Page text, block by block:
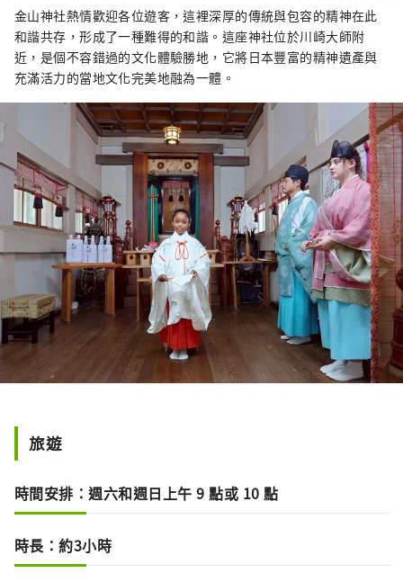
金山神社熱情歡迎各位遊客，這裡深厚的傳統與包容的精神在此
和諧共存，形成了一種難得的和諧。這座神社位於川崎大師附
近，是個不容錯過的文化體驗勝地，它將日本豐富的精神遺產與
充滿活力的當地文化完美地融為一體。
旅遊
時間安排：週六和週日上午 9 點或 10 點
時長：約3小時